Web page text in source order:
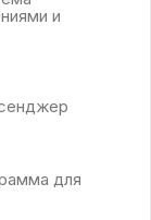
и
для